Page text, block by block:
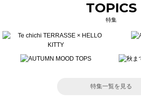
TOPICS
特集
特集一覧を見る